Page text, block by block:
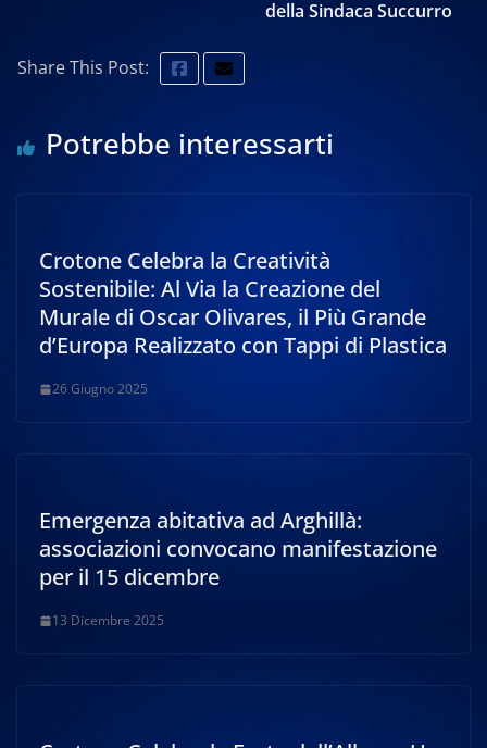
della Sindaca Succurro
Share This Post:
Potrebbe interessarti
Crotone Celebra la Creatività
Sostenibile: Al Via la Creazione del
Murale di Oscar Olivares, il Più Grande
d’Europa Realizzato con Tappi di Plastica
26 Giugno 2025
Emergenza abitativa ad Arghillà:
associazioni convocano manifestazione
per il 15 dicembre
13 Dicembre 2025